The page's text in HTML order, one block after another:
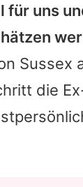
uns
Sussex
die